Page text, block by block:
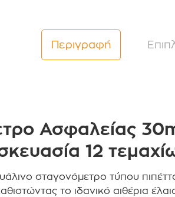
Περιγραφή
Ασφαλείας
12
σταγονόμετρο τύπου
το ιδανικό αιθέρια